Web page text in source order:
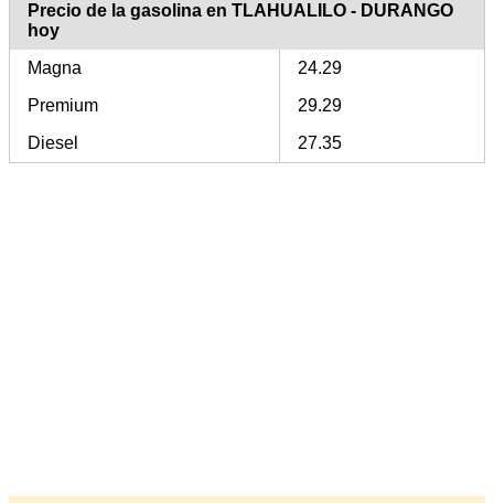
Precio de la gasolina en TLAHUALILO - DURANGO
hoy
Magna
24.29
Premium
29.29
Diesel
27.35